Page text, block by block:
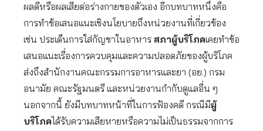
ผลดีหรือผลเสียต่อร่างกายของตัวเอง อีกบทบาทหนึ่งคือ
การทำข้อเสนอแนะเชิงนโยบายถึงหน่วยงานที่เกี่ยวข้อง
เช่น ประเด็นการใส่กัญชาในอาหาร สภาผู้บริโภคเคยทำข้อ
เสนอแนะเรื่องการควบคุมและความปลอดภัยของผู้บริโภค
ส่งถึงสำนักงานคณะกรรมการอาหารและยา (อย.) กรม
อนามัย คณะรัฐมนตรี และหน่วยงานกำกับดูแลอื่น ๆ
นอกจากนี้ ยังมีบทบาทหน้าที่ในการฟ้องคดี กรณีมีผู้
บริโภคได้รับความเสียหายหรือความไม่เป็นธรรมจากการ